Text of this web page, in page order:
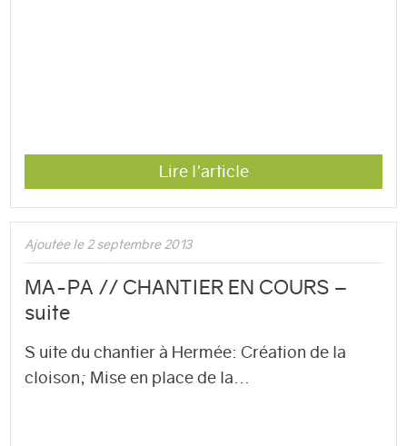
Lire l'article
Ajoutée le 2 septembre 2013
MA-PA // CHANTIER EN COURS –
suite
S uite du chantier à Hermée: Création de la
cloison; Mise en place de la...